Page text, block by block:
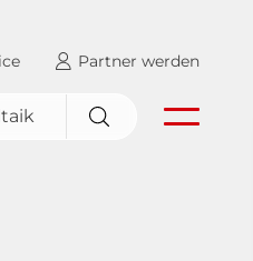
Partner werden